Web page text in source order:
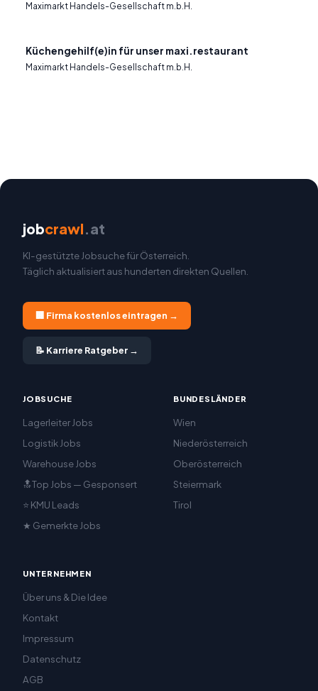
Maximarkt Handels-Gesellschaft m.b.H.
Küchengehilf(e)in für unser maxi.restaurant
Maximarkt Handels-Gesellschaft m.b.H.
jobcrawl.at
KI-gestützte Jobsuche für Österreich.
Täglich aktualisiert aus hunderten direkten Quellen.
🏢 Firma kostenlos eintragen →
📝 Karriere Ratgeber →
JOBSUCHE
Lagerleiter Jobs
Logistik Jobs
Warehouse Jobs
🔝Top Jobs — Gesponsert
⭐ KMU Leads
★ Gemerkte Jobs
BUNDESLÄNDER
Wien
Niederösterreich
Oberösterreich
Steiermark
Tirol
UNTERNEHMEN
Über uns & Die Idee
Kontakt
Impressum
Datenschutz
AGB